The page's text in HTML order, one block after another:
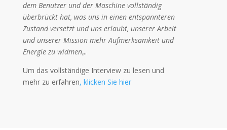
dem Benutzer und der Maschine vollständig
überbrückt hat, was uns in einen entspannteren
Zustand versetzt und uns erlaubt, unserer Arbeit
und unserer Mission mehr Aufmerksamkeit und
Energie zu widmen„.
Um das vollständige Interview zu lesen und
mehr zu erfahren, klicken Sie hier